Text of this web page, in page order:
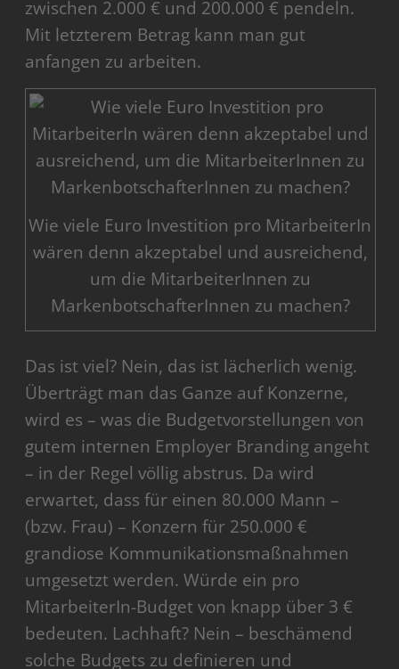
zwischen 2.000 € und 200.000 € pendeln.
Mit letzterem Betrag kann man gut
anfangen zu arbeiten.
Wie viele Euro Investition pro MitarbeiterIn
wären denn akzeptabel und ausreichend,
um die MitarbeiterInnen zu
MarkenbotschafterInnen zu machen?
Das ist viel? Nein, das ist lächerlich wenig.
Überträgt man das Ganze auf Konzerne,
wird es – was die Budgetvorstellungen von
gutem internen Employer Branding angeht
– in der Regel völlig abstrus. Da wird
erwartet, dass für einen 80.000 Mann –
(bzw. Frau) – Konzern für 250.000 €
grandiose Kommunikationsmaßnahmen
umgesetzt werden. Würde ein pro
MitarbeiterIn-Budget von knapp über 3 €
bedeuten. Lachhaft? Nein – beschämend
solche Budgets zu definieren und